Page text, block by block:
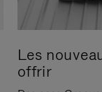
Les
offrir